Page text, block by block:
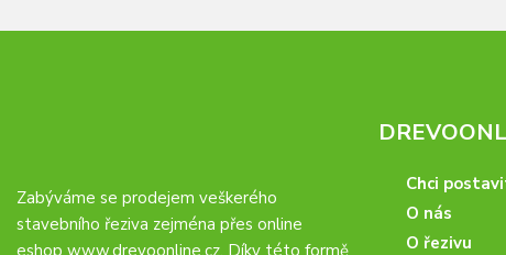
Zabýváme se prodejem veškerého
stavebního řeziva zejména přes online
eshop www.drevoonline.cz. Díky této formě
Chci
O nás
O řezivu